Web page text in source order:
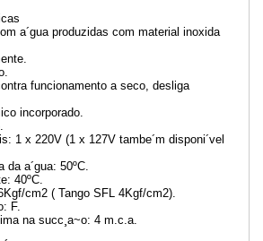
a´gua produzidas com material inoxida
funcionamento a seco, desliga
incorporado.
1 x 220V (1 x 127V tambe´m disponi´vel
da a´gua: 50ºC.
40ºC.
cm2 ( Tango SFL 4Kgf/cm2).
F.
na succ¸a~o: 4 m.c.a.